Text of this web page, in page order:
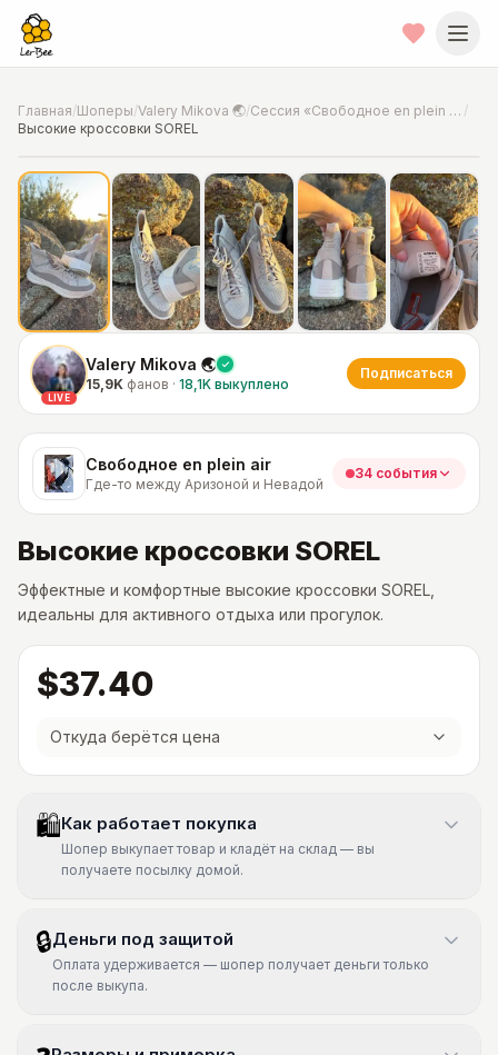
Главная/Шоперы/Valery Mikova 🌏/ Сессия «Свободное en plein air» /
Высокие кроссовки SOREL
📍Фото от шопера·Где-то между Аризоной и Невадой
LIVE
Valery Mikova 🌏
15,9K фанов · 18,1K выкуплено
Подписаться
Свободное en plein air
Где-то между Аризоной и Невадой
34 события
Высокие кроссовки SOREL
Эффектные и комфортные высокие кроссовки SOREL,
идеальны для активного отдыха или прогулок.
$37.40
Откуда берётся цена
🛍Как работает покупка
Шопер выкупает товар и кладёт на склад — вы
получаете посылку домой.
🔒Деньги под защитой
Оплата удерживается — шопер получает деньги только
после выкупа.